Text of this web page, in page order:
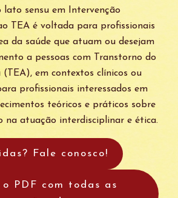
lato sensu em Intervenção
TEA é voltada para profissionais
da saúde que atuam ou desejam
a pessoas com Transtorno do
em contextos clínicos ou
profissionais interessados em
teóricos e práticos sobre
na atuação interdisciplinar e ética.
Fale conosco!
o PDF com todas as